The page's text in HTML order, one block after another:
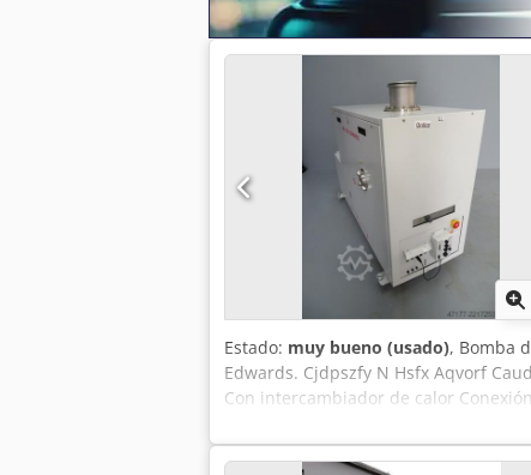
Estado técnico: Muy bueno,
producción limpio. También se
por 15 000 PLN. Esta descripción
información, póngase en contacto
orientativa. Le recomendamos que
Credjzrmvajpfx Aqvsf
Estado: muy bueno (usado), Bomba
Edwards. Cjdpszfy N Hsfx Aqvorf
Con intercambiador de calor
Estado: usado (Nos reservamos el
Si tiene más preguntas, estaremos